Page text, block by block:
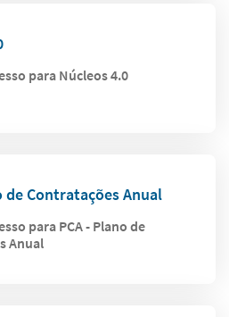
para Núcleos 4.0
de Contratações Anual
para PCA - Plano de
Anual